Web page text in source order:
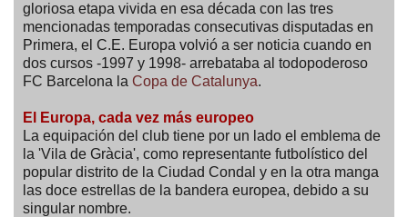
gloriosa etapa vivida en esa década con las tres
mencionadas temporadas consecutivas disputadas en
Primera, el C.E. Europa volvió a ser noticia cuando en
dos cursos -1997 y 1998- arrebataba al todopoderoso
FC Barcelona la Copa de Catalunya.
El Europa, cada vez más europeo
La equipación del club tiene por un lado el emblema de
la 'Vila de Gràcia', como representante futbolístico del
popular distrito de la Ciudad Condal y en la otra manga
las doce estrellas de la bandera europea, debido a su
singular nombre.